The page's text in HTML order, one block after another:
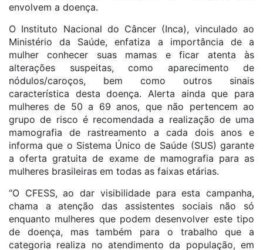
envolvem a doença.
O Instituto Nacional do Câncer (Inca), vinculado ao
Ministério da Saúde, enfatiza a importância de a
mulher conhecer suas mamas e ficar atenta às
alterações suspeitas, como aparecimento de
nódulos/caroços, bem como outros sinais
característica desta doença. Alerta ainda que para
mulheres de 50 a 69 anos, que não pertencem ao
grupo de risco é recomendada a realização de uma
mamografia de rastreamento a cada dois anos e
informa que o Sistema Único de Saúde (SUS) garante
a oferta gratuita de exame de mamografia para as
mulheres brasileiras em todas as faixas etárias.
“O CFESS, ao dar visibilidade para esta campanha,
chama a atenção das assistentes sociais não só
enquanto mulheres que podem desenvolver este tipo
de doença, mas também para o trabalho que a
categoria realiza no atendimento da população, em